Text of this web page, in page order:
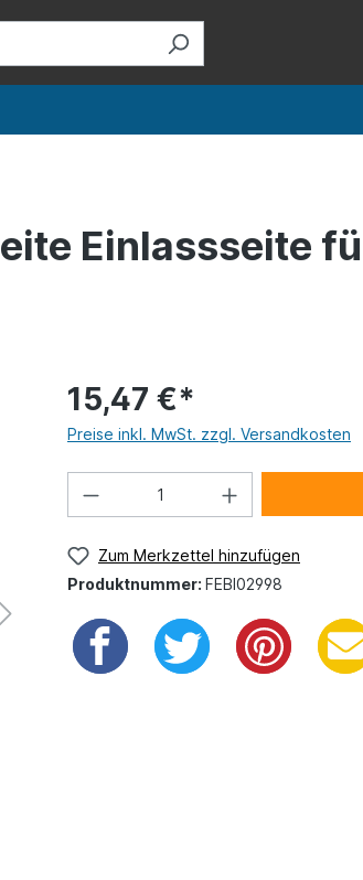
Einlassseite
15,47 €*
Preise inkl. MwSt. zzgl. Versandkosten
Zum Merkzettel hinzufügen
Produktnummer: FEBI02998